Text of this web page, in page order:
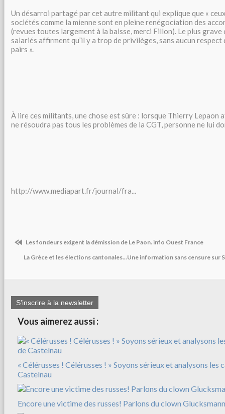
Un désarroi partagé par cet autre militant qui explique que «
sociétés comme la mienne sont en pleine renégociation des
(revues toutes largement à la baisse, merci Fillon). Le plus grave
salariés affirment qu’il y a trop de privilèges, sans aucun respect
pairs ».
À lire ces militants, une chose est sûre : lorsque Thierry Lepaon
ne résoudra pas tous les problèmes de la CGT, personne ne lui
http://www.mediapart.fr/journal/fra...
Les fondeurs exigent la démission de Le Paon. info Ouest France
La Grèce et les élections cantonales...Une information sans censure sur
S'inscrire à la newsletter
Vous aimerez aussi :
« Célérusses ! Célérusses ! » Soyons sérieux et analysons les
Castelnau
Encore une victime des russes! Parlons du clown Glucksmann